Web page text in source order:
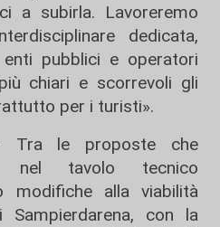
a subirla. Lavoreremo
dedicata,
pubblici e operatori
chiari e scorrevoli gli
per i turisti».
le proposte che
nel tavolo tecnico
modifiche alla viabilità
con la